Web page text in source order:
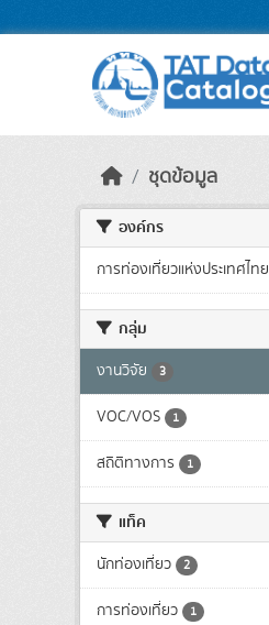
ชุดข้อมูล
องค์กร
การท่องเที่ยวแห่งประเทศไทย
กลุ่ม
งานวิจัย 3
VOC/VOS 1
สถิติทางการ 1
แท็ค
นักท่องเที่ยว 2
การท่องเที่ยว 1